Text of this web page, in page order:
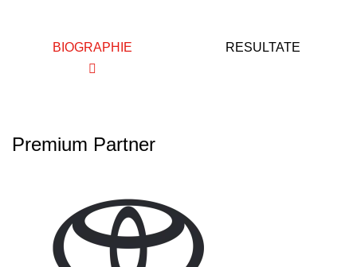
BIOGRAPHIE RESULTATE
Premium Partner